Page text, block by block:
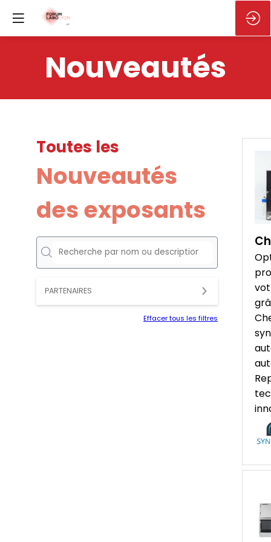
Nouveautés
Toutes les
Nouveautés
des exposants
PARTENAIRES
Effacer tous les filtres